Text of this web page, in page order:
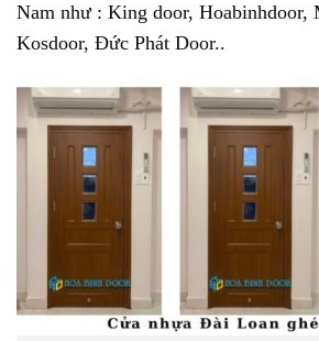
Nam như : King door, Hoabinhdoor,
Kosdoor, Đức Phát Door..